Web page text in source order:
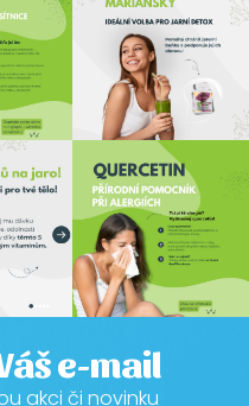
e-mail
akci či novinku